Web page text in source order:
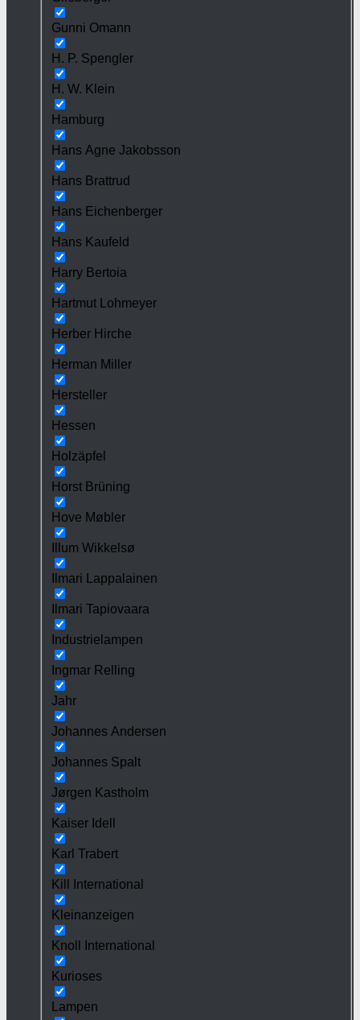
Gunni Omann
H. P. Spengler
H. W. Klein
Hamburg
Hans Agne Jakobsson
Hans Brattrud
Hans Eichenberger
Hans Kaufeld
Harry Bertoia
Hartmut Lohmeyer
Herber Hirche
Herman Miller
Hersteller
Hessen
Holzäpfel
Horst Brüning
Hove Møbler
Illum Wikkelsø
Ilmari Lappalainen
Ilmari Tapiovaara
Industrielampen
Ingmar Relling
Jahr
Johannes Andersen
Johannes Spalt
Jørgen Kastholm
Kaiser Idell
Karl Trabert
Kill International
Kleinanzeigen
Knoll International
Kurioses
Lampen